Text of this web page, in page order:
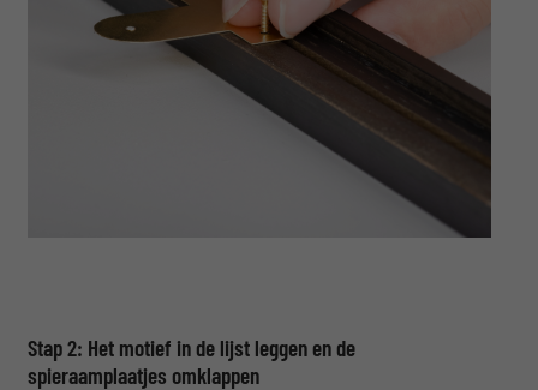
Stap 2: Het motief in de lijst leggen en de
spieraamplaatjes omklappen